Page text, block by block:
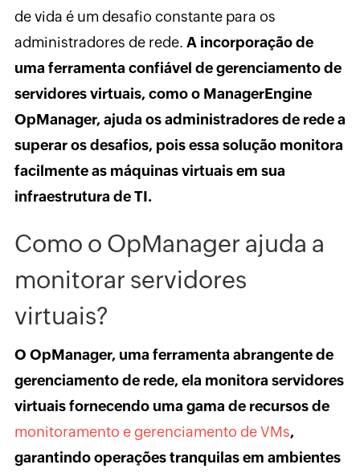
de vida é um desafio constante para os
administradores de rede. A incorporação de
uma ferramenta confiável de gerenciamento de
servidores virtuais, como o ManagerEngine
OpManager, ajuda os administradores de rede a
superar os desafios, pois essa solução monitora
facilmente as máquinas virtuais em sua
infraestrutura de TI.
Como o OpManager ajuda a
monitorar servidores
virtuais?
O OpManager, uma ferramenta abrangente de
gerenciamento de rede, ela monitora servidores
virtuais fornecendo uma gama de recursos de
monitoramento e gerenciamento de VMs,
garantindo operações tranquilas em ambientes